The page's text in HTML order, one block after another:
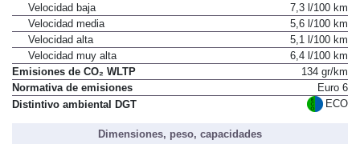
Velocidad baja
7,3 l/100 km
Velocidad media
5,6 l/100 km
Velocidad alta
5,1 l/100 km
Velocidad muy alta
6,4 l/100 km
Emisiones de CO₂ WLTP
134 gr/km
Normativa de emisiones
Euro 6
Distintivo ambiental DGT
ECO
Dimensiones, peso, capacidades